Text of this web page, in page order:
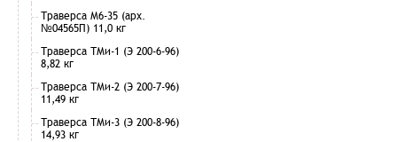
Траверса М6-35 (арх.
№04565П) 11,0 кг
Траверса ТМи-1 (Э 200-6-96)
8,82 кг
Траверса ТМи-2 (Э 200-7-96)
11,49 кг
Траверса ТМи-3 (Э 200-8-96)
14,93 кг